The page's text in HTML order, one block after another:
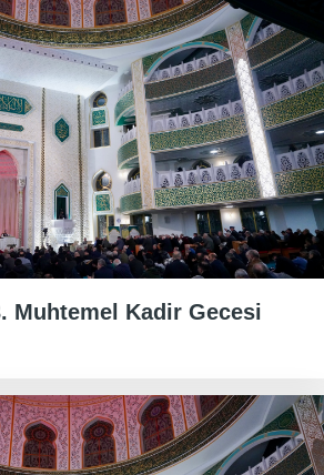
Muhtemel Kadir Gecesi